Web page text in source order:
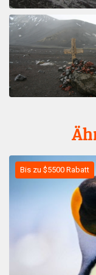
Bis zu $5500 Rabatt